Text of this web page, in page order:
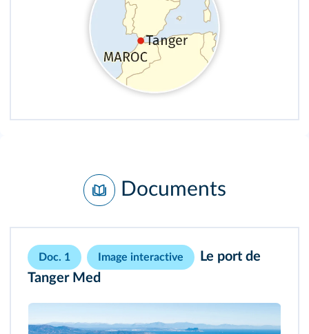
Documents
Doc. 1 Image interactive
Le port de
Tanger Med